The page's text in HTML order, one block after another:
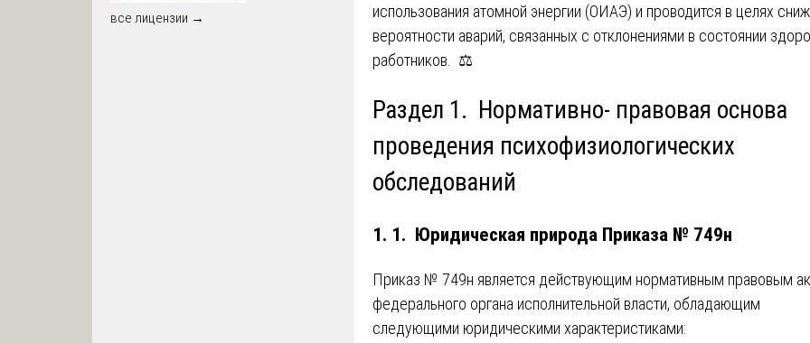
использования атомной энергии (ОИАЭ) и проводится в целях
вероятности аварий, связанных с отклонениями в состоянии
работников. ⚖️
Раздел 1. Нормативно- правовая основа
проведения психофизиологических
обследований
1. 1. Юридическая природа Приказа № 749н
Приказ № 749н является действующим нормативным правовым
федерального органа исполнительной власти, обладающим
следующими юридическими характеристиками:
все лицензии →